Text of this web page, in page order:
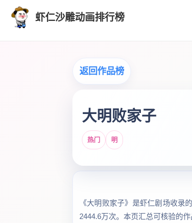
虾仁沙雕动画排行榜
返回作品榜
大明败家子
热门 明
《大明败家子》是虾仁剧场收录
2444.6万次。本页汇总可核验的